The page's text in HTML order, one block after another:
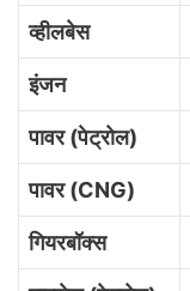
व्हीलबेस
इंजन
पावर (पेट्रोल)
पावर (CNG)
गियरबॉक्स